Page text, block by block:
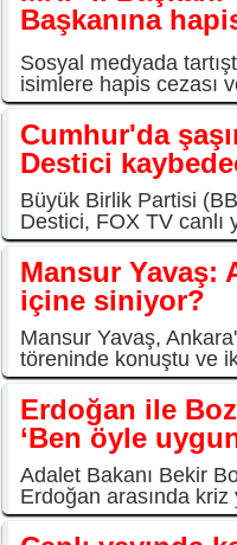
Başkanına
Sosyal medyada
isimlere hapis cezası
Cumhur'da
Destici
Büyük Birlik Partisi
Destici, FOX TV canlı
Mansur Yavaş:
içine siniyor?
Mansur Yavaş,
töreninde konuştu ve
Erdoğan ile
‘Ben öyle
Adalet Bakanı Bekir
Erdoğan arasında kriz